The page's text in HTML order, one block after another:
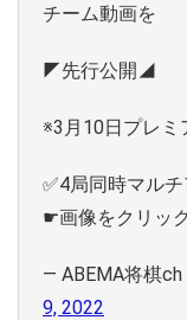
チーム動画を
◤先行公開◢
※3月10日プレミ
✅4局同時マル
☛画像をクリッ
— ABEMA将棋ch
9, 2022